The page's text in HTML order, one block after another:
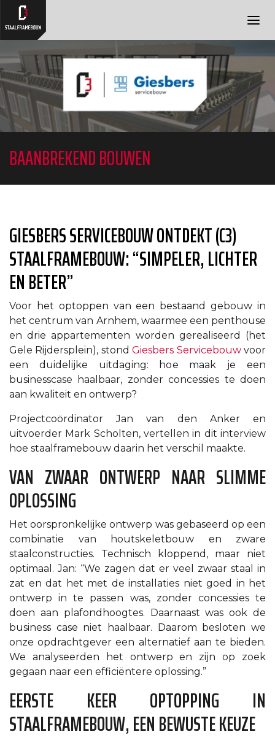
OVER ONS
DIENSTEN
PROJECTEN
BLOG
FAQ
BAANBREKEND BOUWEN
GIESBERS SERVICEBOUW ONTDEKT (C3)
STAALFRAMEBOUW: “SIMPELER, LICHTER
EN BETER”
Voor het optoppen van een bestaand gebouw in
het centrum van Arnhem, waarmee een penthouse
en drie appartementen worden gerealiseerd (het
Gele Rijdersplein), stondGiesbers Servicebouwvoor
een duidelijke uitdaging: hoe maak je een
businesscase haalbaar, zonder concessies te doen
aan kwaliteit en ontwerp?
Projectcoördinator Jan van den Anker en
uitvoerder Mark Scholten, vertellen in dit interview
hoe staalframebouw daarin het verschil maakte.
VAN ZWAAR ONTWERP NAAR SLIMME
OPLOSSING
Het oorspronkelijke ontwerp was gebaseerd op een
combinatie van houtskeletbouw en zware
staalconstructies. Technisch kloppend, maar niet
optimaal. Jan: “We zagen dat er veel zwaar staal in
zat en dat het met de installaties niet goed in het
ontwerp in te passen was, zonder concessies te
doen aan plafondhoogtes. Daarnaast was ook de
business case niet haalbaar. Daarom besloten we
onze opdrachtgever een alternatief aan te bieden.
We analyseerden het ontwerp en zijn op zoek
gegaan naar een efficiëntere oplossing.”
EERSTE KEER OPTOPPING IN
STAALFRAMEBOUW, EEN BEWUSTE KEUZE